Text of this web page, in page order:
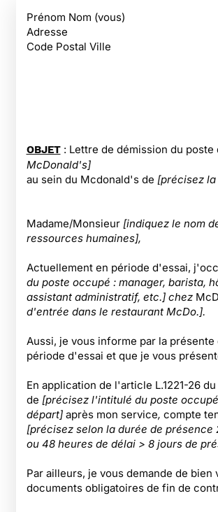
Prénom Nom (vous)
Adresse
Code Postal Ville
OBJET : Lettre de démission du poste
McDonald's]
au sein du Mcdonald's de [précisez
Madame/Monsieur [indiquez le nom
ressources humaines],
Actuellement en période d'essai,
du poste occupé : manager, barista,
assistant administratif, etc.] chez
d'entrée dans le restaurant McDo.].
Aussi, je vous informe par la
période d'essai et que je vous
En application de l'article L.1221-26
de [précisez l'intitulé du poste
départ] après mon service, compte
[précisez selon la durée de
ou 48 heures de délai > 8 jours de
Par ailleurs, je vous demande de
documents obligatoires de fin de